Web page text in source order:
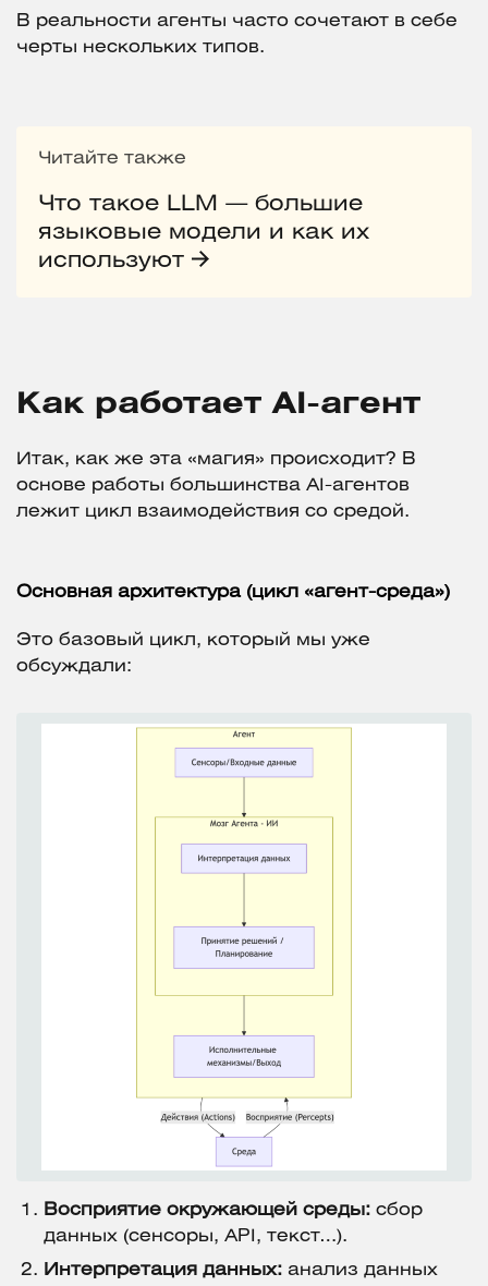
В реальности агенты часто сочетают в себе
черты нескольких типов.
Читайте также
Что такое LLM — большие
языковые модели и как их
используют
Как работает AI-агент
Итак, как же эта «магия» происходит? В
основе работы большинства AI-агентов
лежит цикл взаимодействия со средой.
Основная архитектура (цикл «агент-среда»)
Это базовый цикл, который мы уже
обсуждали:
Восприятие окружающей среды: сбор
данных (сенсоры, API, текст…).
Интерпретация данных: анализ данных